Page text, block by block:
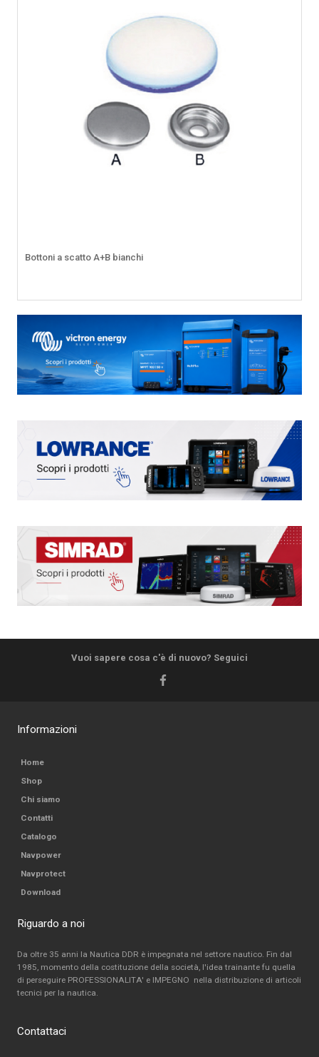
Bottoni a scatto A+B bianchi
Vuoi sapere cosa c'è di nuovo? Seguici
Informazioni
Home
Shop
Chi siamo
Contatti
Catalogo
Navpower
Navprotect
Download
Riguardo a noi
Da oltre 35 anni la Nautica DDR è impegnata nel settore nautico. Fin dal
1985, momento della costituzione della società, l'idea trainante fu quella
di perseguire PROFESSIONALITA' e IMPEGNO nella distribuzione di articoli
tecnici per la nautica.
Contattaci